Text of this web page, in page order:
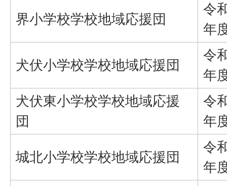
界小学校学校地域応援団
令
年
犬伏小学校学校地域応援団
令
年
犬伏東小学校学校地域応援
団
令
年
城北小学校学校地域応援団
令
年